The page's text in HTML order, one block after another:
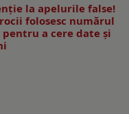
la apelurile false!
folosesc numărul
pentru a cere date și